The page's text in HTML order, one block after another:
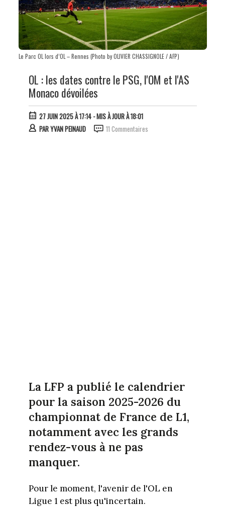
Le Parc OL lors d’OL – Rennes (Photo by OLIVIER CHASSIGNOLE / AFP)
OL : les dates contre le PSG, l'OM et l'AS
Monaco dévoilées
27 JUIN 2025 À 17:14- MIS À JOUR À 18:01
PARYVAN PEINAUD 11 Commentaires
La LFP a publié le calendrier
pour la saison 2025-2026 du
championnat de France de L1,
notamment avec les grands
rendez-vous à ne pas
manquer.
Pour le moment, l'avenir de l'OL en
Ligue 1 est plus qu'incertain.